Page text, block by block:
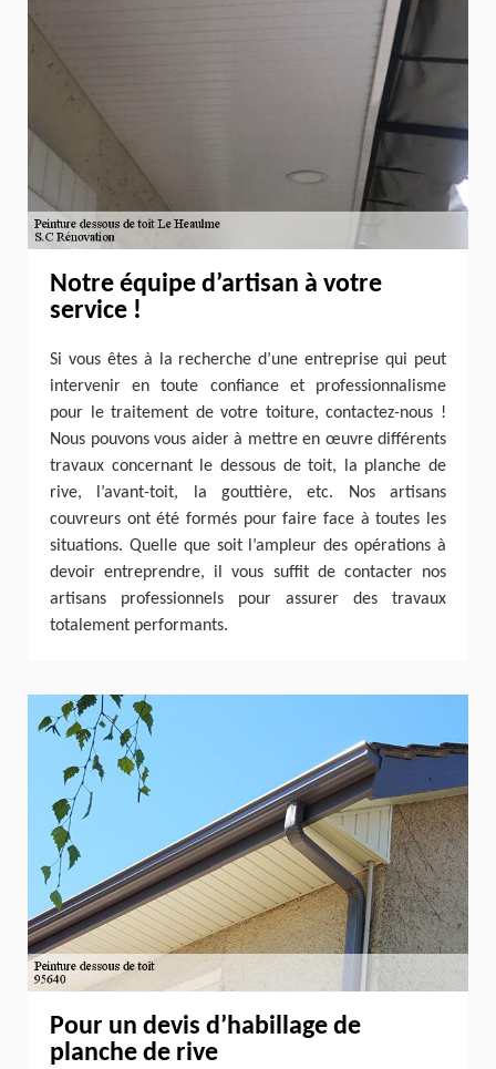
Notre équipe d’artisan à votre
service !
Si vous êtes à la recherche d’une entreprise qui peut
intervenir en toute confiance et professionnalisme
pour le traitement de votre toiture, contactez-nous !
Nous pouvons vous aider à mettre en œuvre différents
travaux concernant le dessous de toit, la planche de
rive, l’avant-toit, la gouttière, etc. Nos artisans
couvreurs ont été formés pour faire face à toutes les
situations. Quelle que soit l’ampleur des opérations à
devoir entreprendre, il vous suffit de contacter nos
artisans professionnels pour assurer des travaux
totalement performants.
Pour un devis d’habillage de
planche de rive